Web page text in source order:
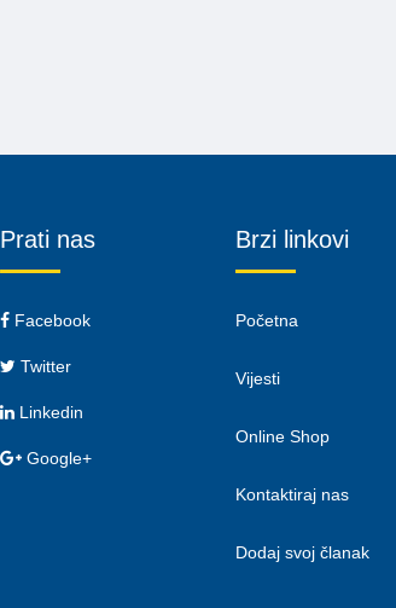
Prati nas
Facebook
Twitter
Linkedin
Google+
Brzi linkovi
Početna
Vijesti
Online Shop
Kontaktiraj nas
Dodaj svoj članak